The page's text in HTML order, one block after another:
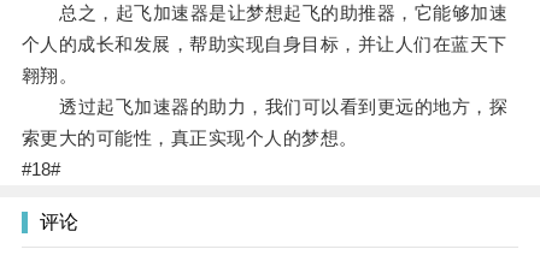
总之，起飞加速器是让梦想起飞的助推器，它能够加速
个人的成长和发展，帮助实现自身目标，并让人们在蓝天下
翱翔。
透过起飞加速器的助力，我们可以看到更远的地方，探
索更大的可能性，真正实现个人的梦想。
#18#
评论